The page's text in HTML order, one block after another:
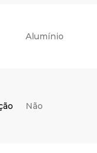
Alumínio
Não